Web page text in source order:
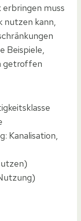
muss
nutzen kann,
Beispiele,
getroffen
Kanalisation,